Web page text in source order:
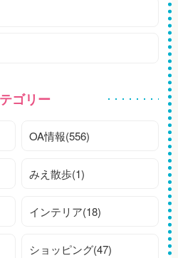
ゴリー
OA情報(556)
みえ散歩(1)
インテリア(18)
ショッピング(47)